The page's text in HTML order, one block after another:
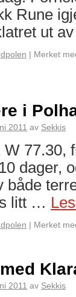
Rune
ut
| Merket
i
2011 av Sekkis
W 77.30,
dager,
både
litt …
| Merket
2011 av Sekkis